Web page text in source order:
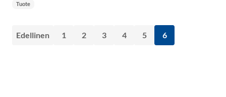
Tuote
Edellinen 1 2 3 4 5 6